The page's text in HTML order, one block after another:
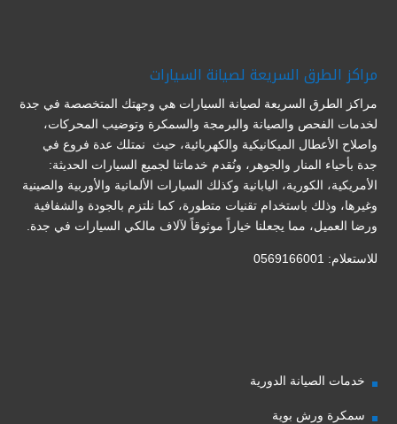
مراكز الطرق السريعة لصيانة السيارات
مراكز الطرق السريعة لصيانة السيارات هي وجهتك المتخصصة في جدة
لخدمات الفحص والصيانة والبرمجة والسمكرة وتوضيب المحركات،
واصلاح الأعطال الميكانيكية والكهربائية، حيث نمتلك عدة فروع في
جدة بأحياء المنار والجوهر، ونُقدم خدماتنا لجميع السيارات الحديثة:
الأمريكية، الكورية، اليابانية وكذلك السيارات الألمانية والأوربية والصينية
وغيرها، وذلك باستخدام تقنيات متطورة، كما نلتزم بالجودة والشفافية
ورضا العميل، مما يجعلنا خياراً موثوقاً لآلاف مالكي السيارات في جدة.
للاستعلام: 0569166001
خدمات الصيانة الدورية
سمكرة ورش بوية